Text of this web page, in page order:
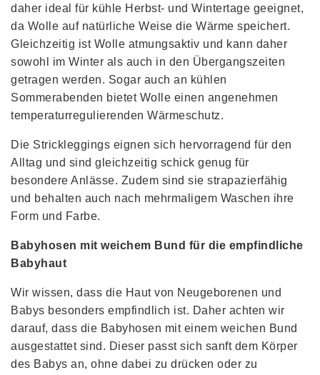
daher ideal für kühle Herbst- und Wintertage geeignet,
da Wolle auf natürliche Weise die Wärme speichert.
Gleichzeitig ist Wolle atmungsaktiv und kann daher
sowohl im Winter als auch in den Übergangszeiten
getragen werden. Sogar auch an kühlen
Sommerabenden bietet Wolle einen angenehmen
temperaturregulierenden Wärmeschutz.
Die Strickleggings eignen sich hervorragend für den
Alltag und sind gleichzeitig schick genug für
besondere Anlässe. Zudem sind sie strapazierfähig
und behalten auch nach mehrmaligem Waschen ihre
Form und Farbe.
Babyhosen mit weichem Bund für die empfindliche
Babyhaut
Wir wissen, dass die Haut von Neugeborenen und
Babys besonders empfindlich ist. Daher achten wir
darauf, dass die Babyhosen mit einem weichen Bund
ausgestattet sind. Dieser passt sich sanft dem Körper
des Babys an, ohne dabei zu drücken oder zu